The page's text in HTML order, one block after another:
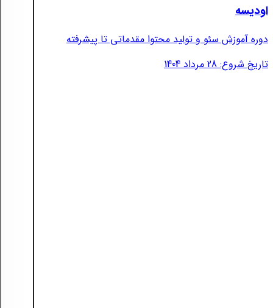
اودیسه
دوره آموزش سئو و تولید محتوا مقدماتی تا پیشرفته
تاریخ شروع: 28 مرداد 1404